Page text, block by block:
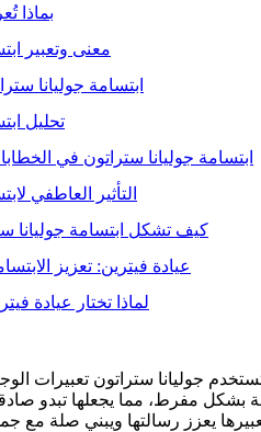
بماذا
معنى وتعبير
ابتسامة جوليانا
تحليل
ابتسامة جوليانا ستراتون في
التأثير العاطفي
كيف تشكل ابتسامة جوليانا
عيادة فيترين: تعزيز
لماذا تختار عيادة
جوليانا ستراتون تعبيرات
بشكل مفرط، مما يجعلها تبدو
يعزز رسالتها ويبني صلة